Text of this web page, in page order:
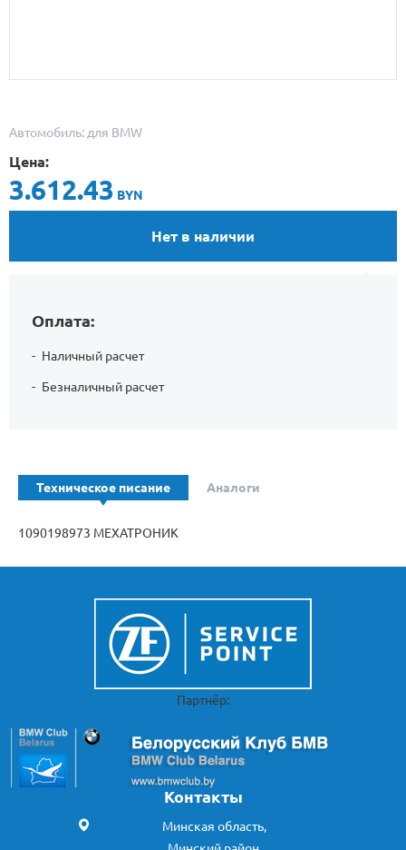
Автомобиль: для BMW
Цена:
3.612.43 BYN
Нет в наличии
Оплата:
Наличный расчет
Безналичный расчет
Техническое писание Аналоги
1090198973 МЕХАТРОНИК
Партнёр:
Контакты
Минская область,